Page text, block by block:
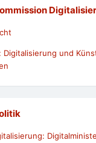
Digitalisierung und